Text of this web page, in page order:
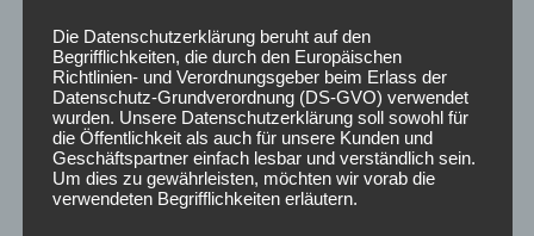
Kommende Veranstaltungen
Es sind keine anstehenden Veranstaltungen vorhanden.
Suchen
nach:
Die Datenschutzerklärung beruht auf den
Begrifflichkeiten, die durch den Europäischen
Richtlinien- und Verordnungsgeber beim Erlass der
Datenschutz-Grundverordnung (DS-GVO) verwendet
wurden. Unsere Datenschutzerklärung soll sowohl für
die Öffentlichkeit als auch für unsere Kunden und
Geschäftspartner einfach lesbar und verständlich sein.
Um dies zu gewährleisten, möchten wir vorab die
verwendeten Begrifflichkeiten erläutern.